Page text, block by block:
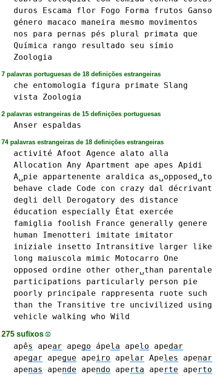
duros
Escama flor Fogo Forma frutos
Ganso
género macaco maneira mesmo movimentos
nos
para pernas pés plural primata
que
Química
rango resultado seu
símio
Zoologia
7 palavras portuguesas de 18 definições estrangeiras
che entomologia figura primate
Slang
vista
Zoologia
2 palavras estrangeiras de 15 definições portuguesas
Anser espaldas
74 palavras estrangeiras de 18 definições estrangeiras
activité Afoot Agence alato
alla
Allocation Any Apartment ape apes
Apidi
A␣pie
appartenente araldica
as␣opposed␣to
behave
clade Code con crazy dal
décrivant
degli
dell Derogatory des
distance
éducation
especially État
exercée
famiglia
foolish France generally
genere
human
Imenotteri imitate
imitator
iniziale
insetto Intransitive larger
like
long maiuscola mimic Motocarro
One
opposed
ordine other other␣than
parentale
participations
particularly person
pie
poorly
principale rappresenta ruote
such
than
the Transitive tre uncivilized
using
vehicle walking who Wild
275 sufixos
apês apear apego ápela apelo apedar
apegar apegue apeiro apelar Apeles apenar
apenas apende apendo aperta aperte aperto